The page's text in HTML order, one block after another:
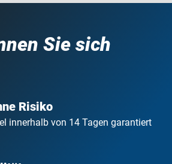
Sie sich
Risiko
innerhalb von 14 Tagen garantiert